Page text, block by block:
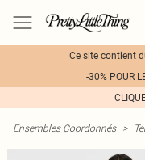
Ce site contient
-30% POUR
Ensembles Coordonnés >